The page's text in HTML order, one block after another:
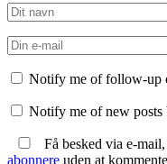
Notify me of follow-up
Notify me of new posts
Få besked via e-
abonnere uden at